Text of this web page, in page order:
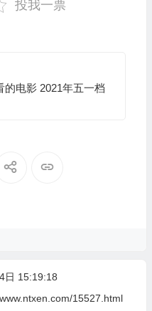
投我一票
的电影 2021年五一档
日 15:19:18
15527.html